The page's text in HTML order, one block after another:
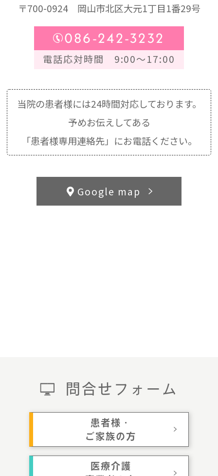
〒700-0924岡山市北区大元1丁目1番29号
086-242-3232
電話応対時間 9:00～17:00
当院の患者様には24時間対応しております。
予めお伝えしてある
「患者様専用連絡先」にお電話ください。
問合せフォーム
患者様・
ご家族の方
医療介護
Google map